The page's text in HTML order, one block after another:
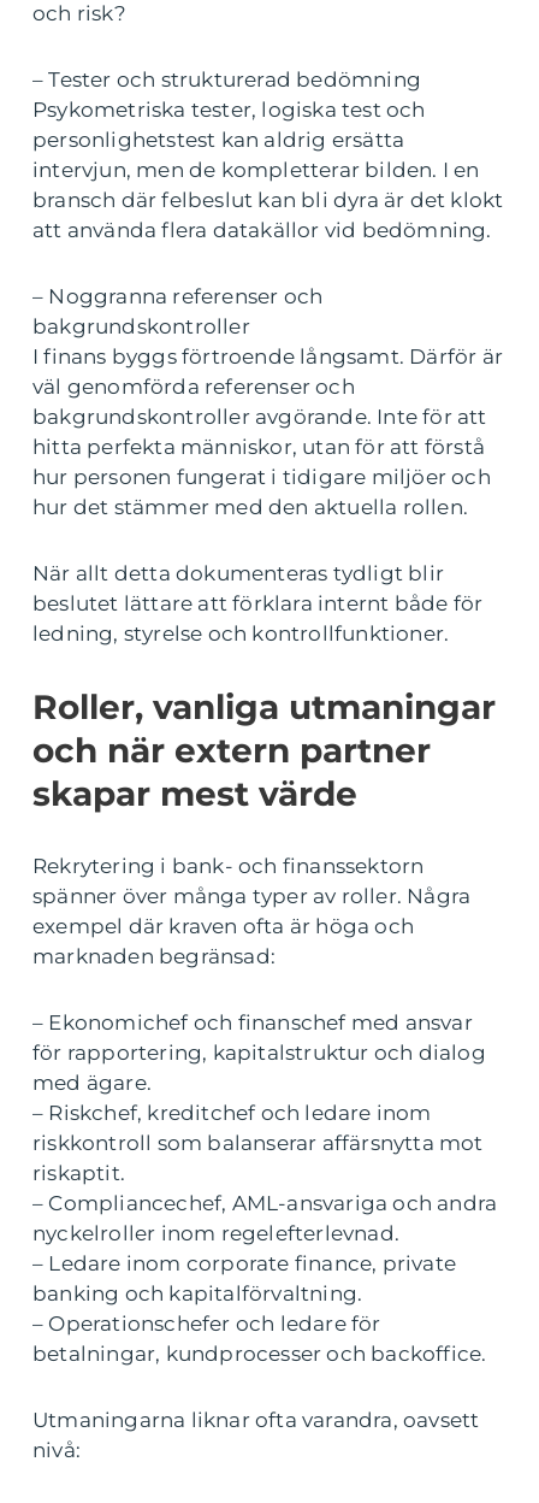
och risk?
– Tester och strukturerad bedömning
Psykometriska tester, logiska test och
personlighetstest kan aldrig ersätta
intervjun, men de kompletterar bilden. I en
bransch där felbeslut kan bli dyra är det klokt
att använda flera datakällor vid bedömning.
– Noggranna referenser och
bakgrundskontroller
I finans byggs förtroende långsamt. Därför är
väl genomförda referenser och
bakgrundskontroller avgörande. Inte för att
hitta perfekta människor, utan för att förstå
hur personen fungerat i tidigare miljöer och
hur det stämmer med den aktuella rollen.
När allt detta dokumenteras tydligt blir
beslutet lättare att förklara internt både för
ledning, styrelse och kontrollfunktioner.
Roller, vanliga utmaningar
och när extern partner
skapar mest värde
Rekrytering i bank- och finanssektorn
spänner över många typer av roller. Några
exempel där kraven ofta är höga och
marknaden begränsad:
– Ekonomichef och finanschef med ansvar
för rapportering, kapitalstruktur och dialog
med ägare.
– Riskchef, kreditchef och ledare inom
riskkontroll som balanserar affärsnytta mot
riskaptit.
– Compliancechef, AML-ansvariga och andra
nyckelroller inom regelefterlevnad.
– Ledare inom corporate finance, private
banking och kapitalförvaltning.
– Operationschefer och ledare för
betalningar, kundprocesser och backoffice.
Utmaningarna liknar ofta varandra, oavsett
nivå: